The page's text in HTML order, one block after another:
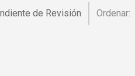
de Revisión Ordenar: